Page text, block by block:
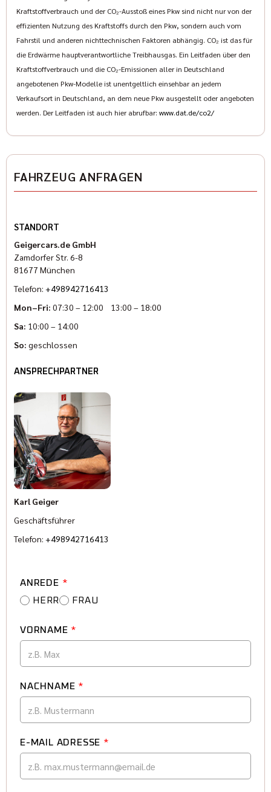
Kraftstoffverbrauch und der CO₂-Ausstoß eines Pkw sind nicht nur von der
effizienten Nutzung des Kraftstoffs durch den Pkw, sondern auch vom
Fahrstil und anderen nichttechnischen Faktoren abhängig. CO₂ ist das für
die Erdwärme hauptverantwortliche Treibhausgas. Ein Leitfaden über den
Kraftstoffverbrauch und die CO₂-Emissionen aller in Deutschland
angebotenen Pkw-Modelle ist unentgeltlich einsehbar an jedem
Verkaufsort in Deutschland, an dem neue Pkw ausgestellt oder angeboten
werden. Der Leitfaden ist auch hier abrufbar: www.dat.de/co2/
FAHRZEUG ANFRAGEN
STANDORT
Geigercars.de GmbH
Zamdorfer Str. 6-8
81677 München
Telefon: +498942716413
Mon–Fri: 07:30 – 12:00 13:00 – 18:00
Sa: 10:00 – 14:00
So: geschlossen
ANSPRECHPARTNER
Karl Geiger
Geschäftsführer
Telefon: +498942716413
ANREDE *
HERR
FRAU
VORNAME *
NACHNAME *
E-MAIL ADRESSE *